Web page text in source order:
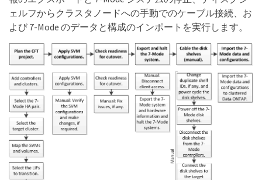
ェルフからクラスタノードへの手動でのケーブル接続、お
よび 7-Mode のデータと構成のインポートを実行します。